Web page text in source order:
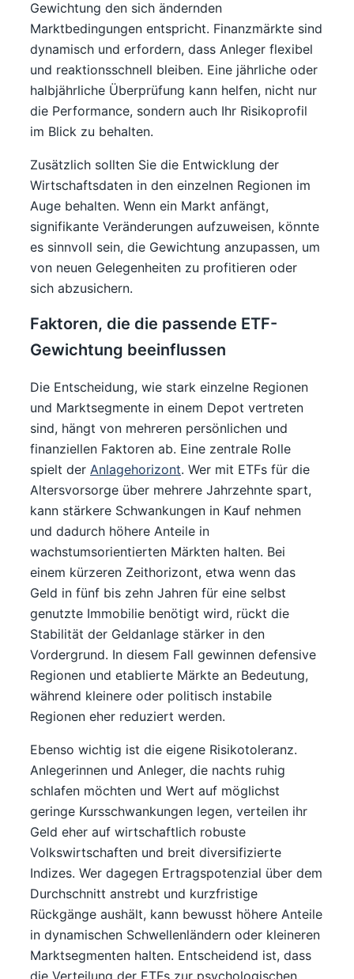
Gewichtung den sich ändernden
Marktbedingungen entspricht. Finanzmärkte sind
dynamisch und erfordern, dass Anleger flexibel
und reaktionsschnell bleiben. Eine jährliche oder
halbjährliche Überprüfung kann helfen, nicht nur
die Performance, sondern auch Ihr Risikoprofil
im Blick zu behalten.
Zusätzlich sollten Sie die Entwicklung der
Wirtschaftsdaten in den einzelnen Regionen im
Auge behalten. Wenn ein Markt anfängt,
signifikante Veränderungen aufzuweisen, könnte
es sinnvoll sein, die Gewichtung anzupassen, um
von neuen Gelegenheiten zu profitieren oder
sich abzusichern.
Faktoren, die die passende ETF-
Gewichtung beeinflussen
Die Entscheidung, wie stark einzelne Regionen
und Marktsegmente in einem Depot vertreten
sind, hängt von mehreren persönlichen und
finanziellen Faktoren ab. Eine zentrale Rolle
spielt der Anlagehorizont. Wer mit ETFs für die
Altersvorsorge über mehrere Jahrzehnte spart,
kann stärkere Schwankungen in Kauf nehmen
und dadurch höhere Anteile in
wachstumsorientierten Märkten halten. Bei
einem kürzeren Zeithorizont, etwa wenn das
Geld in fünf bis zehn Jahren für eine selbst
genutzte Immobilie benötigt wird, rückt die
Stabilität der Geldanlage stärker in den
Vordergrund. In diesem Fall gewinnen defensive
Regionen und etablierte Märkte an Bedeutung,
während kleinere oder politisch instabile
Regionen eher reduziert werden.
Ebenso wichtig ist die eigene Risikotoleranz.
Anlegerinnen und Anleger, die nachts ruhig
schlafen möchten und Wert auf möglichst
geringe Kursschwankungen legen, verteilen ihr
Geld eher auf wirtschaftlich robuste
Volkswirtschaften und breit diversifizierte
Indizes. Wer dagegen Ertragspotenzial über dem
Durchschnitt anstrebt und kurzfristige
Rückgänge aushält, kann bewusst höhere Anteile
in dynamischen Schwellenländern oder kleineren
Marktsegmenten halten. Entscheidend ist, dass
die Verteilung der ETFs zur psychologischen